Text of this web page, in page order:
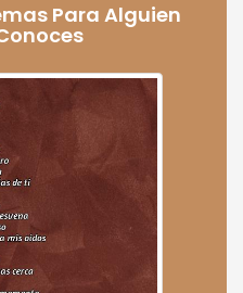
Para Alguien